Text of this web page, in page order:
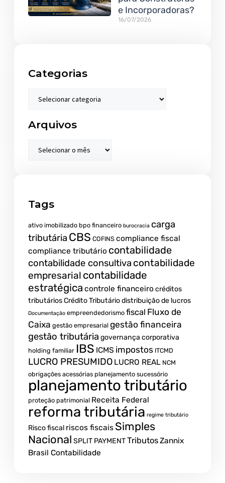
e Incorporadoras?
16/07/2026
Categorias
Arquivos
Tags
ativo imobilizado bpo financeiro burocracia carga
tributária CBS COFINS compliance fiscal
compliance tributário contabilidade
contabilidade consultiva contabilidade
empresarial contabilidade
estratégica controle financeiro créditos
tributáriosCrédito Tributáriodistribuição de lucros
Documentação empreendedorismo fiscal Fluxo de
Caixa gestão empresarial gestão financeira
gestão tributária governança corporativa
holding familiar IBS ICMS impostos ITCMD
LUCRO PRESUMIDO LUCRO REAL NCM
obrigações acessórias planejamento sucessório
planejamento tributário
proteção patrimonial Receita Federal
reforma tributária regime tributário
Risco fiscal riscos fiscais Simples
Nacional SPLIT PAYMENTTributosZannix
Brasil Contabilidade